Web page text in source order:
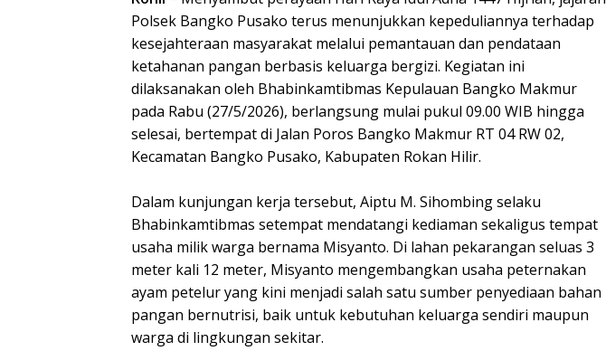
Polsek Bangko Pusako terus menunjukkan kepeduliannya terhadap
kesejahteraan masyarakat melalui pemantauan dan pendataan
ketahanan pangan berbasis keluarga bergizi. Kegiatan ini
dilaksanakan oleh Bhabinkamtibmas Kepulauan Bangko Makmur
pada Rabu (27/5/2026), berlangsung mulai pukul 09.00 WIB hingga
selesai, bertempat di Jalan Poros Bangko Makmur RT 04 RW 02,
Kecamatan Bangko Pusako, Kabupaten Rokan Hilir.
Dalam kunjungan kerja tersebut, Aiptu M. Sihombing selaku
Bhabinkamtibmas setempat mendatangi kediaman sekaligus tempat
usaha milik warga bernama Misyanto. Di lahan pekarangan seluas 3
meter kali 12 meter, Misyanto mengembangkan usaha peternakan
ayam petelur yang kini menjadi salah satu sumber penyediaan bahan
pangan bernutrisi, baik untuk kebutuhan keluarga sendiri maupun
warga di lingkungan sekitar.